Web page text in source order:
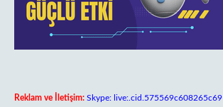
Reklam ve İletişim: Skype: live:.cid.575569c608265c69